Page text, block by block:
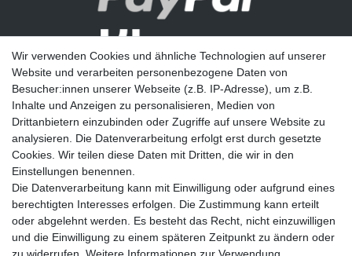
Newsletter
E-MAIL **
Einwilligung kann ich jederzeit widerrufen.**
Wir verwenden Cookies und ähnliche Technologien auf unserer
Website und verarbeiten personenbezogene Daten von
Besucher:innen unserer Webseite (z.B. IP-Adresse), um z.B.
Inhalte und Anzeigen zu personalisieren, Medien von
Drittanbietern einzubinden oder Zugriffe auf unsere Website zu
analysieren. Die Datenverarbeitung erfolgt erst durch gesetzte
Cookies. Wir teilen diese Daten mit Dritten, die wir in den
Einstellungen benennen.
Die Datenverarbeitung kann mit Einwilligung oder aufgrund eines
berechtigten Interesses erfolgen. Die Zustimmung kann erteilt
oder abgelehnt werden. Es besteht das Recht, nicht einzuwilligen
und die Einwilligung zu einem späteren Zeitpunkt zu ändern oder